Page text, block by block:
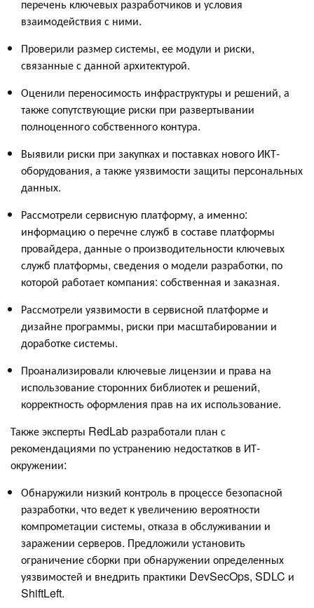
перечень ключевых разработчиков и условия
взаимодействия с ними.
Проверили размер системы, ее модули и риски,
связанные с данной архитектурой.
Оценили переносимость инфраструктуры и решений, а
также сопутствующие риски при развертывании
полноценного собственного контура.
Выявили риски при закупках и поставках нового ИКТ-
оборудования, а также уязвимости защиты персональных
данных.
Рассмотрели сервисную платформу, а именно:
информацию о перечне служб в составе платформы
провайдера, данные о производительности ключевых
служб платформы, сведения о модели разработки, по
которой работает компания: собственная и заказная.
Рассмотрели уязвимости в сервисной платформе и
дизайне программы, риски при масштабировании и
доработке системы.
Проанализировали ключевые лицензии и права на
использование сторонних библиотек и решений,
корректность оформления прав на их использование.
Также эксперты RedLab разработали план с
рекомендациями по устранению недостатков в ИТ-
окружении:
Обнаружили низкий контроль в процессе безопасной
разработки, что ведет к увеличению вероятности
компрометации системы, отказа в обслуживании и
заражении серверов. Предложили установить
ограничение сборки при обнаружении определенных
уязвимостей и внедрить практики DevSecOps, SDLC и
ShiftLeft.